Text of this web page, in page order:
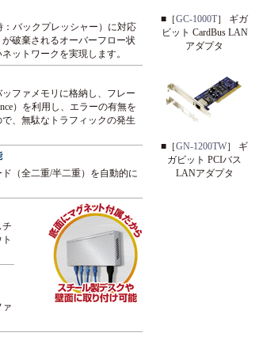
：バックプレッシャー）に対応
破棄されるオーバーフロー状
ットワークを実現します。
ファメモリに格納し、フレー
）を利用し、エラーの有無を
、無駄なトラフィックの発生
（全二重/半二重）を自動的に
■［GC-1000T］ ギガ
ビット CardBus LAN
アダプタ
■［GN-1200TW］ ギ
ガビット PCIバス
LANアダプタ